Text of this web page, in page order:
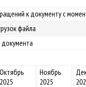
к документу с
файла
Октябрь
2025
Ноябрь
2025